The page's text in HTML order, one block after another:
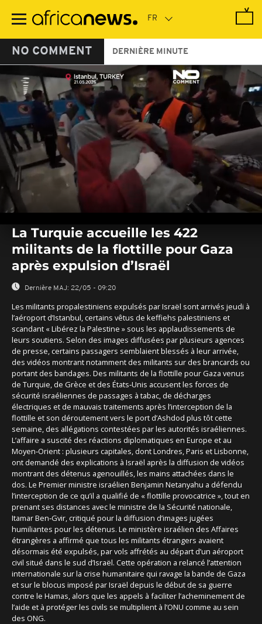
contenu
NO COMMENT DERNIÈRE MINUTE
seconds
seconds
La Turquie accueille les 422
militants de la flottille pour Gaza
après expulsion d’Israël
Dernière MAJ: 22/05 - 09:20
Les militants propalestiniens expulsés par Israël sont arrivés jeudi à
l’aéroport d’Istanbul, certains vêtus de keffiehs palestiniens et
scandant « Libérez la Palestine » sous les applaudissements de
leurs soutiens. Selon des images diffusées par plusieurs agences
de presse, certains passagers semblaient blessés à leur arrivée,
des vidéos montrant notamment des militants sur des brancards ou
portant des bandages. Des militants de la flottille pour Gaza venus
de Turquie, de Grèce et des États‑Unis accusent les forces de
sécurité israéliennes de passages à tabac, de décharges
électriques et de mauvais traitements après l’interception de la
flottille et son déroutement vers le port d’Ashdod plus tôt cette
semaine, des allégations contestées par les autorités israéliennes.
L’affaire a suscité des réactions diplomatiques en Europe et au
Moyen‑Orient : plusieurs capitales, dont Londres, Paris et Lisbonne,
ont demandé des explications à Israël après la diffusion de vidéos
montrant des détenus agenouillés, les mains attachées dans le
dos. Le Premier ministre israélien Benjamin Netanyahu a défendu
l’interception de ce qu’il a qualifié de « flottille provocatrice », tout en
prenant ses distances avec le ministre de la Sécurité nationale,
Itamar Ben‑Gvir, critiqué pour la diffusion d’images jugées
humiliantes pour les détenus. Le ministère israélien des Affaires
étrangères a affirmé que tous les militants étrangers avaient
désormais été expulsés, par vols affrétés au départ d’un aéroport
civil situé dans le sud d’Israël. Cette opération a relancé l’attention
internationale sur la crise humanitaire qui ravage la bande de Gaza
et sur le blocus imposé par Israël depuis le début de sa guerre
contre le Hamas, alors que les appels à faciliter l’acheminement de
l’aide et à protéger les civils se multiplient à l’ONU comme au sein
des ONG.